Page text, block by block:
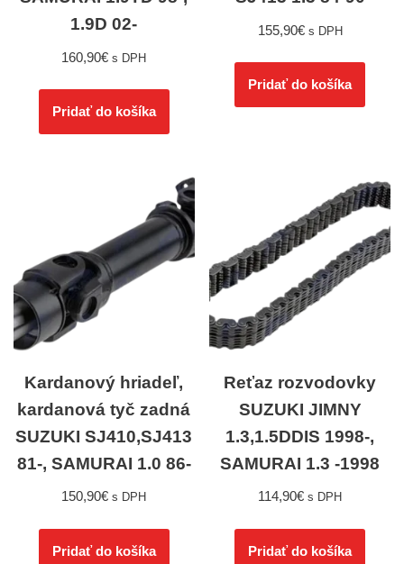
1.9D 02-
160,90€ s DPH
Pridať do košíka
155,90€ s DPH
Pridať do košíka
Kardanový hriadeľ,
kardanová tyč zadná
SUZUKI SJ410,SJ413
81-, SAMURAI 1.0 86-
150,90€ s DPH
Pridať do košíka
Reťaz rozvodovky
SUZUKI JIMNY
1.3,1.5DDIS 1998-,
SAMURAI 1.3 -1998
114,90€ s DPH
Pridať do košíka